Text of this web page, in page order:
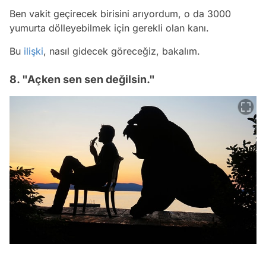
Ben vakit geçirecek birisini arıyordum, o da 3000
yumurta dölleyebilmek için gerekli olan kanı.
Bu ilişki, nasıl gidecek göreceğiz, bakalım.
8. "Açken sen sen değilsin."